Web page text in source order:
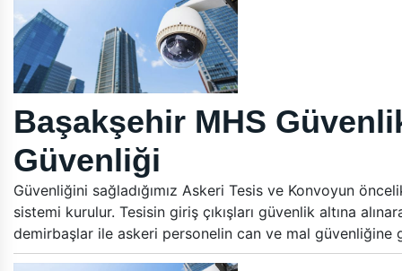
Başakşehir MHS
Güvenliği
Güvenliğini sağladığımız Askeri Tesis ve Konvoyun
sistemi kurulur. Tesisin giriş çıkışları güvenlik altına
demirbaşlar ile askeri personelin can ve mal